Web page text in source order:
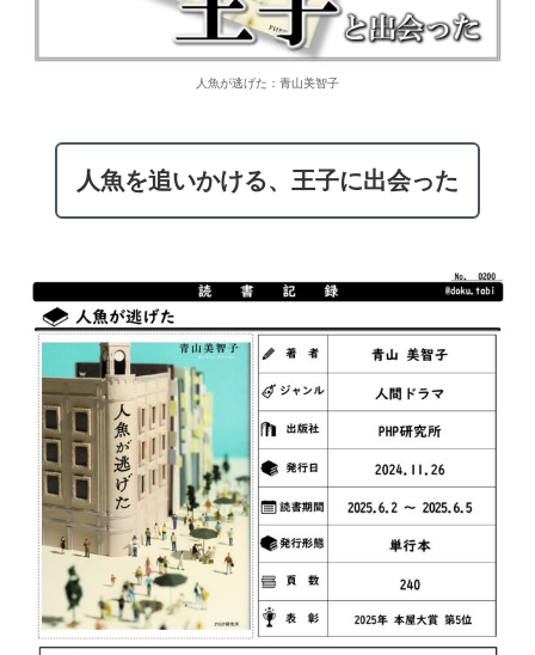
人魚が逃げた：青山美智子
人魚を追いかける、王子に出会った